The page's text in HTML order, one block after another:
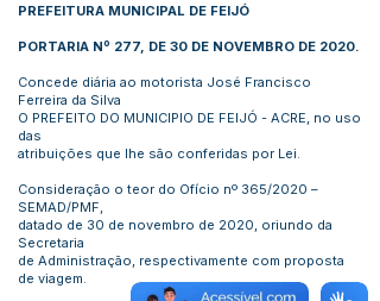
PREFEITURA MUNICIPAL DE FEIJÓ
PORTARIA Nº 277, DE 30 DE NOVEMBRO DE 2020.
Concede diária ao motorista José Francisco
Ferreira da Silva
O PREFEITO DO MUNICIPIO DE FEIJÓ - ACRE, no uso
das
atribuições que lhe são conferidas por Lei.
Consideração o teor do Ofício nº 365/2020 –
SEMAD/PMF,
datado de 30 de novembro de 2020, oriundo da
Secretaria
de Administração, respectivamente com proposta
de viagem.